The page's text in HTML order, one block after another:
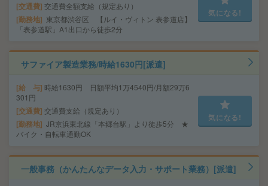
交通費 交通費全額支給（規定あり）
勤務地
東京都渋谷区 【ルイ・ヴィトン 表参道店】
「表参道駅」A1出口から徒歩2分
気になる!
サファイア製造業務/時給1630円[派遣]
給 与 時給1630円 日額平均1万4540円/月額29万6
301円
交通費 交通費支給（規定あり）
勤務地 JR京浜東北線「本郷台駅」より徒歩5分 ★
バイク・自転車通勤OK
気になる!
一般事務（かんたんなデータ入力・サポート業務）[派遣]